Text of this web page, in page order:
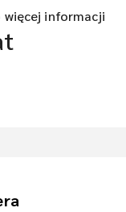
więcej informacji